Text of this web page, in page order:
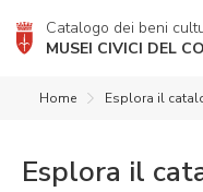
Catalogo dei beni
MUSEI CIVICI DEL
Home Esplora il
Esplora il